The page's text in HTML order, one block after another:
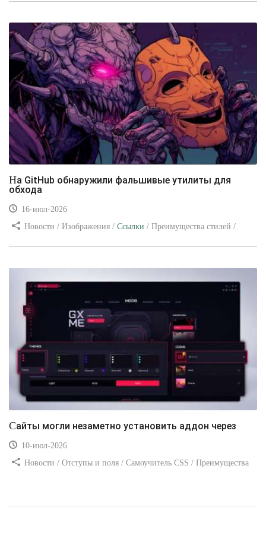
На GitHub обнаружили фальшивые утилиты для
обхода
16-июл-2026
Новости / Изображения / Ссылки / Преимущества стилей /
Сайты могли незаметно установить аддон через
10-июл-2026
Новости / Отступы и поля / Самоучитель CSS / Преимущества